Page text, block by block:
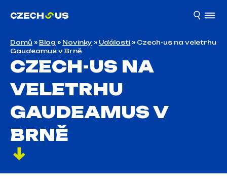
Domů » Blog » Novinky » Události » Czech-us na veletrhu
Gaudeamus v Brně
CZECH-US NA
VELETRHU
GAUDEAMUS V
BRNĚ